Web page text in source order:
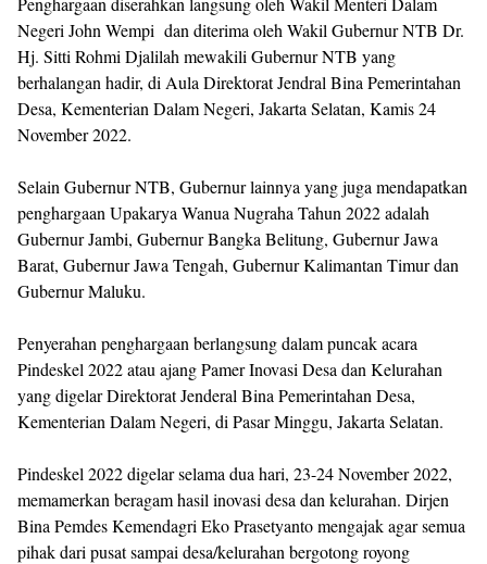
Negeri John Wempi dan diterima oleh Wakil Gubernur NTB Dr.
Hj. Sitti Rohmi Djalilah mewakili Gubernur NTB yang
berhalangan hadir, di Aula Direktorat Jendral Bina Pemerintahan
Desa, Kementerian Dalam Negeri, Jakarta Selatan, Kamis 24
November 2022.
Selain Gubernur NTB, Gubernur lainnya yang juga mendapatkan
penghargaan Upakarya Wanua Nugraha Tahun 2022 adalah
Gubernur Jambi, Gubernur Bangka Belitung, Gubernur Jawa
Barat, Gubernur Jawa Tengah, Gubernur Kalimantan Timur dan
Gubernur Maluku.
Penyerahan penghargaan berlangsung dalam puncak acara
Pindeskel 2022 atau ajang Pamer Inovasi Desa dan Kelurahan
yang digelar Direktorat Jenderal Bina Pemerintahan Desa,
Kementerian Dalam Negeri, di Pasar Minggu, Jakarta Selatan.
Pindeskel 2022 digelar selama dua hari, 23-24 November 2022,
memamerkan beragam hasil inovasi desa dan kelurahan. Dirjen
Bina Pemdes Kemendagri Eko Prasetyanto mengajak agar semua
pihak dari pusat sampai desa/kelurahan bergotong royong